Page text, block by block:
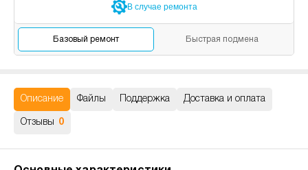
В случае ремонта
Базовый ремонт Быстрая подмена
Описание Файлы Поддержка Доставка и оплата
Отзывы 0